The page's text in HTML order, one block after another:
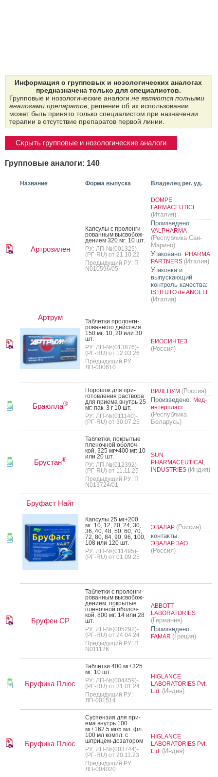
Информация о групповых и нозологических аналогах
предназначена только для специалистов.
Групповые и нозологические аналоги не являются полными
аналогами препаратов, решение об их использовании
может быть принято только специалистом при назначении
терапии в отсутствие препаратов первой линии.
Скрыть групповые и нозологические аналоги
Групповые аналоги: 140
Название Форма выпуска Владелец рег. уд.
Артрозилен
Кап­су­лы с про­лон­ги­
рован­ным выс­во­бож­
де­ни­ем 320 мг: 10 шт.
РУ: ЛП-№(001325)-
(РГ-RU) от 21.10.22
Предыдущий РУ: П
N010596/05
DOMPE
FARMACEUTICI
(Италия)
Произведено:
VALPHARMA
(Республика Сан-
Марино)
Упаковано: PHARMA
PARTNERS (Италия)
Упаковка и
выпускающий
контроль качества:
ISTITUTO de ANGELI
(Италия)
Артрум
Таб­летки про­лон­ги­
рован­но­го дей­ствия
150 мг: 10, 20 или 30
шт.
РУ: ЛП-№(013876)-
(РГ-RU) от 12.03.26
Предыдущий РУ:
ЛП-000610
БИОСИНТЕЗ
(Россия)
Браюлла®
По­рошок для при­
готов­ле­ния рас­тво­ра
для при­ема внутрь 25
мг: пак. 3 г 10 шт.
РУ: ЛП-№(011140)-
(РГ-RU) от 30.07.25
ВИЛЕНУМ (Россия)
Произведено: Мед-
интерпласт
(Республика
Беларусь)
Брустан®
Таб­летки, пок­ры­тые
пле­ноч­ной обо­лоч­
кой, 325 мг+400 мг: 10
или 20 шт.
РУ: ЛП-№(012392)-
(РГ-RU) от 11.11.25
Предыдущий РУ: П
N013724/01
SUN
PHARMACEUTICAL
INDUSTRIES (Индия)
Бруфаст Найт
Кап­су­лы 25 мг+200
мг: 10, 12, 20, 24, 30,
36, 40, 48, 50, 60, 70,
72, 80, 84, 90, 96, 100,
108 или 120 шт.
РУ: ЛП-№(011495)-
(РГ-RU) от 01.09.25
ЭВАЛАР (Россия)
контакты:
ЭВАЛАР ЗАО
(Россия)
Бруфен СР
Таб­летки с про­лон­ги­
рован­ным выс­во­бож­
де­ни­ем, пок­ры­тые
пле­ноч­ной обо­лоч­
кой, 800 мг: 14 или 28
шт.
РУ: ЛП-№(005292)-
(РГ-RU) от 24.04.24
Предыдущий РУ: П
N011126
ABBOTT
LABORATORIES
(Германия)
Произведено:
FAMAR (Греция)
Бруфика Плюс
Таб­летки 400 мг+325
мг: 10 шт.
РУ: ЛП-№(004459)-
(РГ-RU) от 31.01.24
Предыдущий РУ:
ЛП-001514
HIGLANCE
LABORATORIES Pvt.
Ltd. (Индия)
Бруфика Плюс
Сус­пензия для при­
ема внутрь 100
мг+162.5 мг/5 мл: фл.
100 мл компл. с
шпри­цем-до­зато­ром
РУ: ЛП-№(003744)-
(РГ-RU) от 20.11.23
Предыдущий РУ:
ЛП-004020
HIGLANCE
LABORATORIES Pvt.
Ltd. (Индия)